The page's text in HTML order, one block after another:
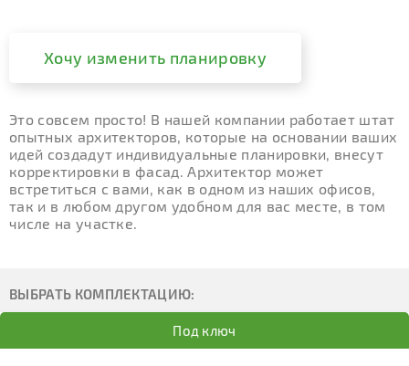
Хочу изменить планировку
Это совсем просто! В нашей компании работает штат
опытных архитекторов, которые на основании ваших
идей создадут индивидуальные планировки, внесут
корректировки в фасад. Архитектор может
встретиться с вами, как в одном из наших офисов,
так и в любом другом удобном для вас месте, в том
числе на участке.
ВЫБРАТЬ КОМПЛЕКТАЦИЮ:
Под ключ